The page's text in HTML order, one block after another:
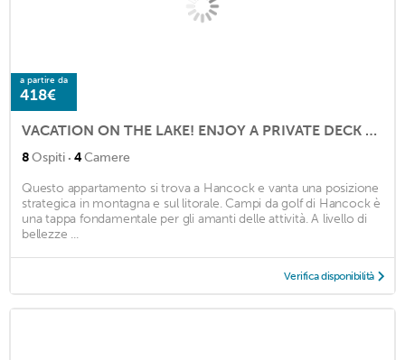
a partire da
418€
VACATION ON THE LAKE! ENJOY A PRIVATE DECK WITH AN AWESOME VIEW!
8Ospiti · 4Camere
Questo appartamento si trova a Hancock e vanta una posizione
strategica in montagna e sul litorale. Campi da golf di Hancock è
una tappa fondamentale per gli amanti delle attività. A livello di
bellezze ...
Verifica disponibilità